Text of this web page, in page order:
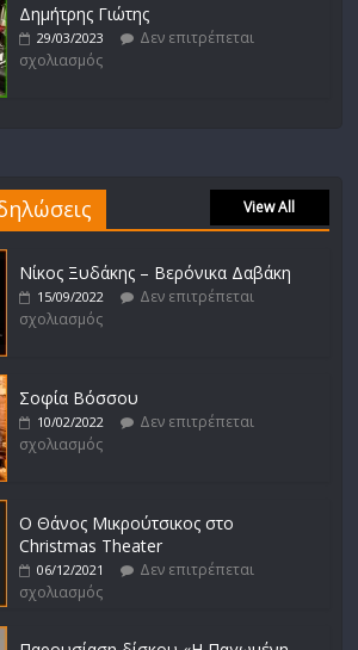
Δημήτρης Γιώτης
29/03/2023
Δεν επιτρέπεται
σχολιασμός
View All
Νίκος Ξυδάκης – Βερόνικα Δαβάκη
15/09/2022
Δεν επιτρέπεται
σχολιασμός
Σοφία Βόσσου
10/02/2022
Δεν επιτρέπεται
σχολιασμός
Ο Θάνος Μικρούτσικος στο
Christmas Theater
06/12/2021
Δεν επιτρέπεται
σχολιασμός